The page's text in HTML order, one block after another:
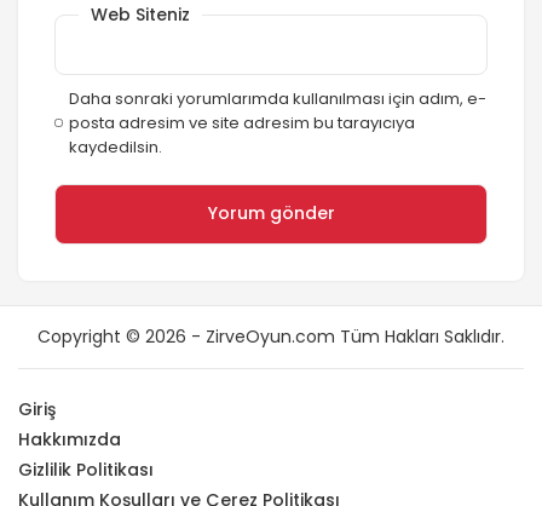
Web Siteniz
Daha sonraki yorumlarımda kullanılması için adım, e-
posta adresim ve site adresim bu tarayıcıya
kaydedilsin.
Copyright © 2026 - ZirveOyun.com Tüm Hakları Saklıdır.
Giriş
Hakkımızda
Gizlilik Politikası
Kullanım Koşulları ve Çerez Politikası